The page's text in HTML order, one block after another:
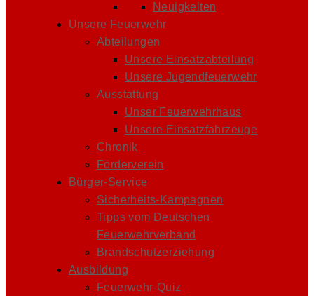
Neuigkeiten
Unsere Feuerwehr
Abteilungen
Unsere Einsatzabteilung
Unsere Jugendfeuerwehr
Ausstattung
Unser Feuerwehrhaus
Unsere Einsatzfahrzeuge
Chronik
Förderverein
Bürger-Service
Sicherheits-Kampagnen
Tipps vom Deutschen
Feuerwehrverband
Brandschutzerziehung
Ausbildung
Feuerwehr-Quiz